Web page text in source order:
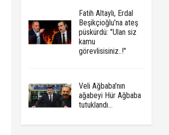
Fatih Altaylı, Erdal
Beşikçioğlu'na ateş
püskürdü: "Ulan siz
kamu
görevlisisiniz..!"
Veli Ağbaba'nın
ağabeyi Hür Ağbaba
tutuklandı...